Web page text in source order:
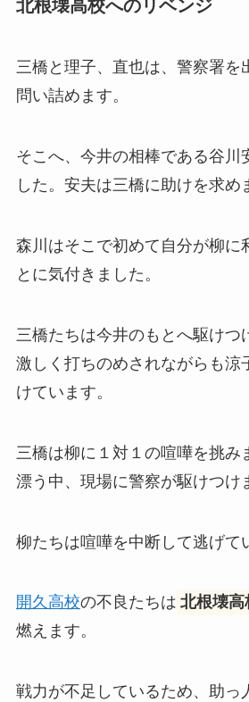
北根壊高校へのリベンジ
三橋と理子、直也は、警察署を
問い詰めます。
そこへ、今井の相棒である谷川
した。安夫は三橋に助けを求め
森川はそこで初めて自分が柳に
とに気付きました。
三橋たちは今井のもとへ駆けつ
激しく打ちのめされながらも涼
けています。
三橋は柳に１対１の喧嘩を挑み
漂う中、現場に警察が駆けつけ
柳たちは喧嘩を中断して逃げて
開久高校の不良たちは 北根壊
燃えます。
戦力が不足しているため、助っ